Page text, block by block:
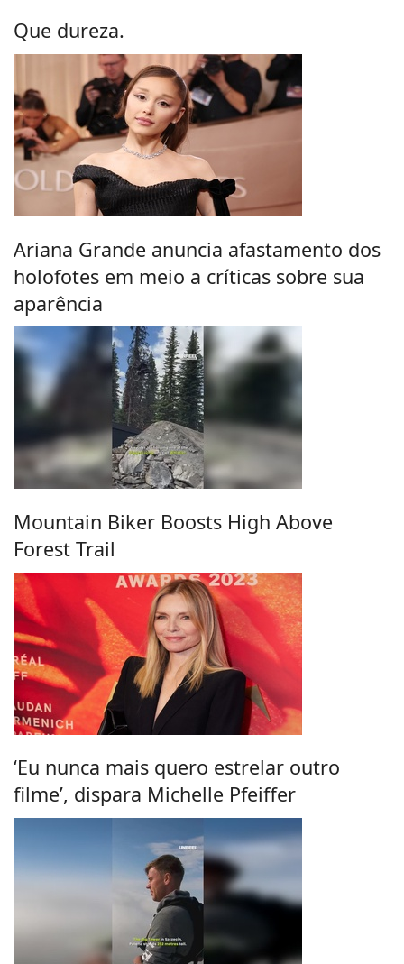
Que dureza.
Ariana Grande anuncia afastamento dos
holofotes em meio a críticas sobre sua
aparência
Mountain Biker Boosts High Above
Forest Trail
‘Eu nunca mais quero estrelar outro
filme’, dispara Michelle Pfeiffer